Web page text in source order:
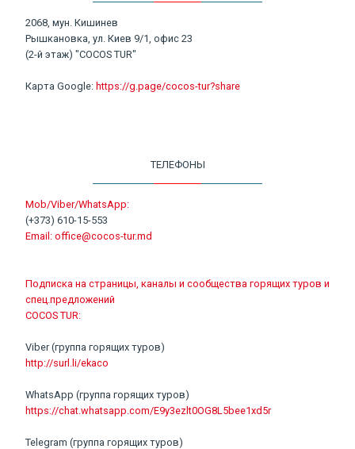
2068, мун. Кишинев
Рышкановка, ул. Киев 9/1, офис 23
(2-й этаж) "COCOS TUR"
Карта Google: https://g.page/cocos-tur?share
ТЕЛЕФОНЫ
Mob/Viber/WhatsApp:
(+373) 610-15-553
Email: office@cocos-tur.md
Подписка на страницы, каналы и сообщества горящих туров и
спец.предложений
COCOS TUR:
Viber (группа горящих туров)
http://surl.li/ekaco
WhatsApp (группа горящих туров)
https://chat.whatsapp.com/E9y3ezlt0OG8L5bee1xd5r
Telegram (группа горящих туров)